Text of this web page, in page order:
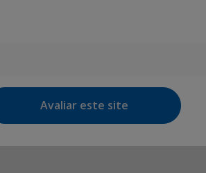
Avaliar este site